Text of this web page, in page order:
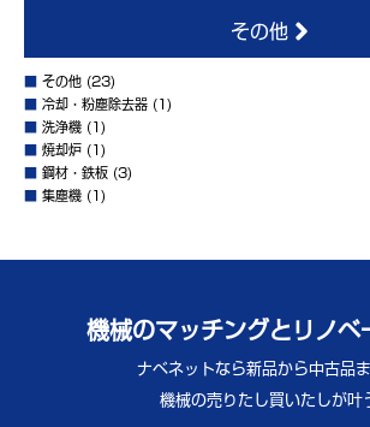
その他
その他 (23)
冷却・粉塵除去器 (1)
洗浄機 (1)
焼却炉 (1)
鋼材・鉄板 (3)
集塵機 (1)
機械のマッチングとリノベ
ナベネットなら新品から中古品ま
機械の売りたし買いたしが叶